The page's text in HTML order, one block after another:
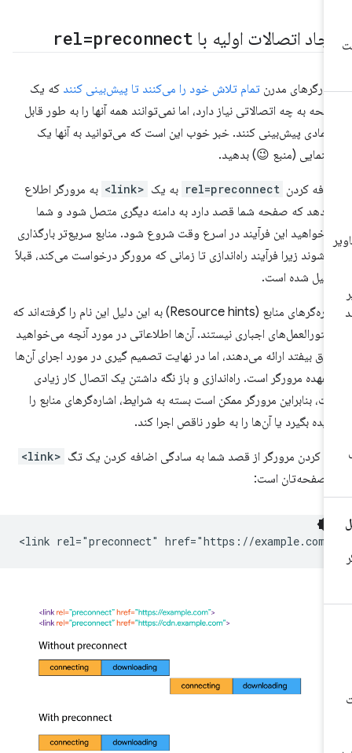
اتصالات اولیه با rel=preconnect
مدرنتمام تلاش خود را می‌کنند تا پیش‌بینی کنندکه یک
به چه اتصالاتی نیاز دارد، اما نمی‌توانند همه آنها را به طور قابل
پیش‌بینی کنند. خبر خوب این است که می‌توانید به آنها یک
(منبع 😉) بدهید.
کردن rel=preconnect به یک <link>
به مرورگر اطلاع
که صفحه شما قصد دارد به دامنه دیگری متصل شود و شما
این فرآیند در اسرع وقت شروع شود. منابع سریع‌تر بارگذاری
زیرا فرآیند راه‌اندازی تا زمانی که مرورگر درخواست می‌کند، قبلاً
شده است.
اشاره‌گرهای منابع (Resource hints) به این دلیل این نام را گرفته‌اند که
اجباری نیستند. آن‌ها اطلاعاتی در مورد آنچه می‌خواهید
بیفتد ارائه می‌دهند، اما در نهایت تصمیم گیری در مورد اجرای آن‌ها
عهده مرورگر است. راه‌اندازی و باز نگه داشتن یک اتصال کار زیادی
بنابراین مرورگر ممکن است بسته به شرایط، اشاره‌گرهای منابع را
بگیرد یا آن‌ها را به طور ناقص اجرا کند.
کردن مرورگر از قصد شما به سادگی اضافه کردن یک تگ <link>
صفحه‌تان است: